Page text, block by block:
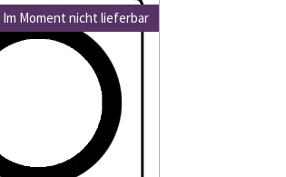
Im Moment nicht lieferbar